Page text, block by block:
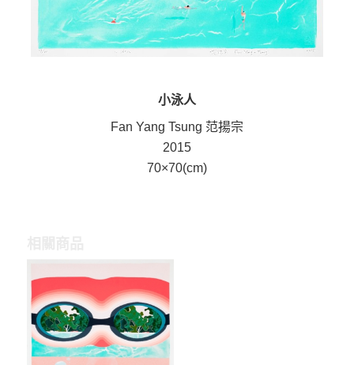
小泳人
Fan Yang Tsung 范揚宗
2015
70×70(cm)